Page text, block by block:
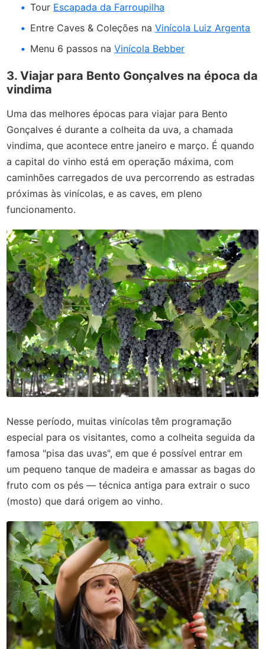
Tour Escapada da Farroupilha
Entre Caves & Coleções naVinícola Luiz Argenta
Menu 6 passos naVinícola Bebber
3. Viajar para Bento Gonçalves na época da
vindima
Uma das melhores épocas para viajar para Bento
Gonçalves é durante a colheita da uva, a chamada
vindima, que acontece entre janeiro e março. É quando
a capital do vinho está em operação máxima, com
caminhões carregados de uva percorrendo as estradas
próximas às vinícolas, e as caves, em pleno
funcionamento.
Nesse período, muitas vinícolas têm programação
especial para os visitantes, como a colheita seguida da
famosa "pisa das uvas", em que é possível entrar em
um pequeno tanque de madeira e amassar as bagas do
fruto com os pés — técnica antiga para extrair o suco
(mosto) que dará origem ao vinho.